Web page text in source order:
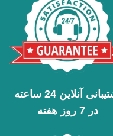
پشتیبانی آنلاین 24 ساعته
در 7 روز هفته